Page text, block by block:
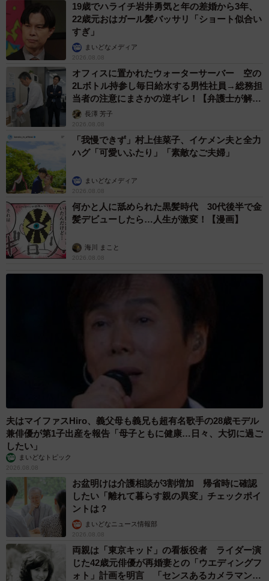
19歳でハライチ岩井勇気と年の差婚から3年、
22歳元おはガール髪バッサリ「ショート似合い
すぎ」
まいどなメディア
2026.08.08
オフィスに置かれたウォーターサーバー 空の
2Lボトル持参し毎日給水する男性社員→総務担
当者の注意にまさかの逆ギレ！【弁護士が解
説】長澤 芳子
2026.08.08
「我慢できず」村上佳菜子、イケメン夫と全力
ハグ「可愛いふたり」「素敵なご夫婦」
まいどなメディア
2026.08.08
何かと人に舐められた黒髪時代 30代後半で金
髪デビューしたら…人生が激変！【漫画】
海川 まこと
2026.08.08
夫はマイファスHiro、義父母も義兄も超有名歌手の28歳モデル
兼俳優が第1子出産を報告「母子ともに健康…日々、大切に過ご
したい」
まいどなトピック
2026.08.08
お盆明けは介護相談が3割増加 帰省時に確認
したい「離れて暮らす親の異変」チェックポイ
ントは？
まいどなニュース情報部
2026.08.08
両親は「東京キッド」の看板役者 ライダー演
じた42歳元俳優が再婚妻との「ウエディングフ
ォト」計画を明言 「センスあるカメラマン求